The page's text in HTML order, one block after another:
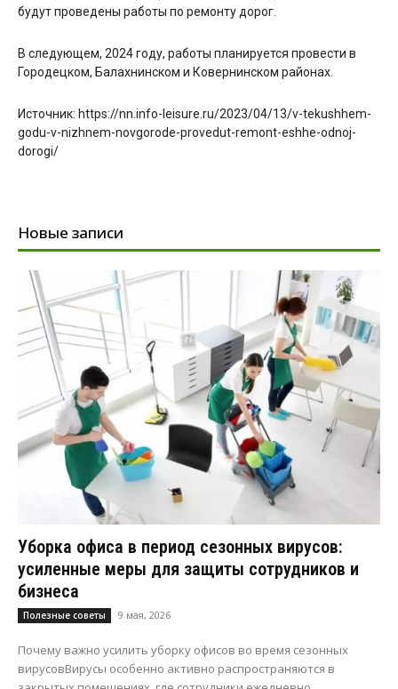
будут проведены работы по ремонту дорог.
В следующем, 2024 году, работы планируется провести в
Городецком, Балахнинском и Ковернинском районах.
Источник: https://nn.info-leisure.ru/2023/04/13/v-tekushhem-
godu-v-nizhnem-novgorode-provedut-remont-eshhe-odnoj-
dorogi/
Новые записи
Уборка офиса в период сезонных вирусов:
усиленные меры для защиты сотрудников и
бизнеса
Полезные советы 9 мая, 2026
Почему важно усилить уборку офисов во время сезонных
вирусовВирусы особенно активно распространяются в